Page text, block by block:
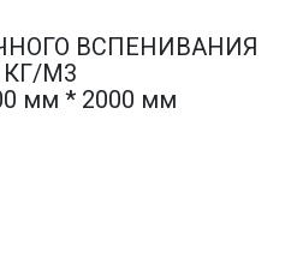
ВСПЕНИВАНИЯ
КГ/М3
мм * 2000 мм